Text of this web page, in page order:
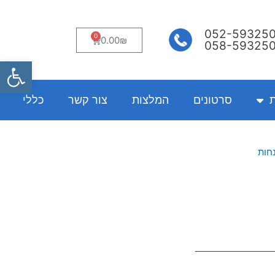
052-
058-
0.00₪
0
עגלת
קניות
סרטונים המלצות צור קשר כללי